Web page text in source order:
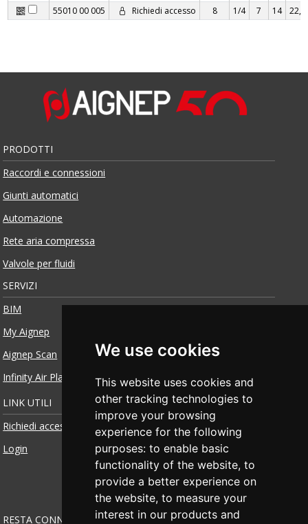
We use cookies
This website uses cookies and
other tracking technologies to
improve your browsing
experience for the following
purposes: to enable basic
functionality of the website, to
provide a better experience on
the website, to measure your
interest in our products and
55010 00 005
Richiedi accesso 8 1/4 7 14 22,5
PRODOTTI
Raccordi e connessioni
Giunti automatici
Automazione
Rete aria compressa
Valvole per fluidi
SERVIZI
BIM
My Aignep
Aignep Scan
Infinity Air Planner
LINK UTILI
Richiedi accesso
Login
RESTA CONNESSO